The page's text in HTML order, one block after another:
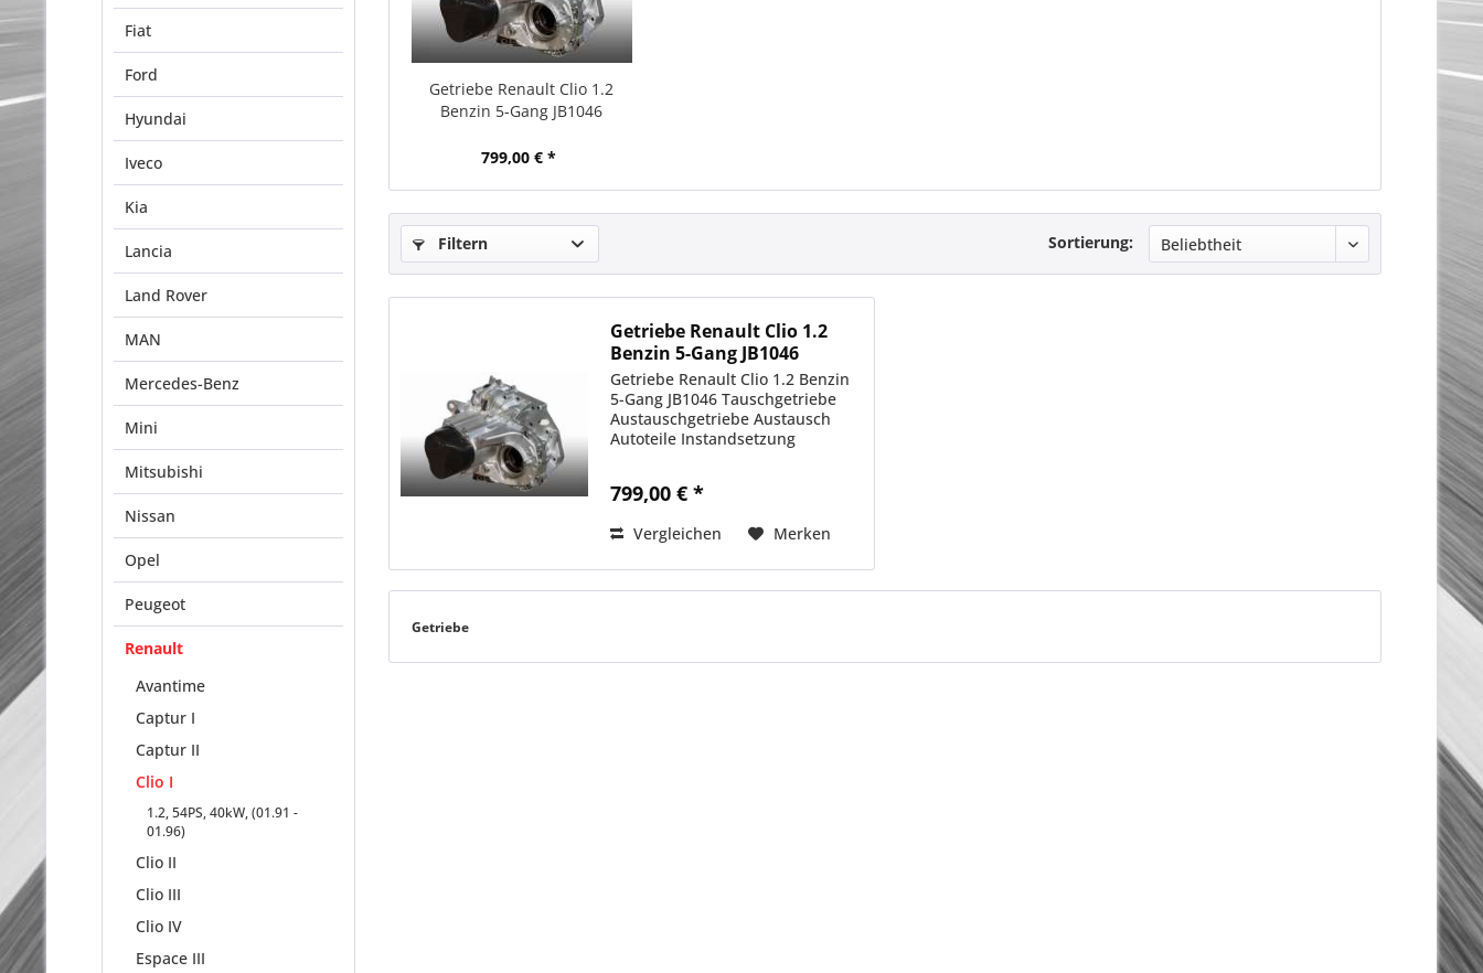
Fiat
Ford
Hyundai
Iveco
Kia
Lancia
Land Rover
MAN
Mercedes-Benz
Mini
Mitsubishi
Nissan
Opel
Peugeot
Renault
Avantime
Captur I
Captur II
Clio I
1.2, 54PS, 40kW, (01.91 -
01.96)
Clio II
Clio III
Clio IV
Espace III
Getriebe Renault Clio 1.2
Benzin 5-Gang JB1046
799,00 € *
Filtern Sortierung:
Getriebe Renault Clio 1.2
Benzin 5-Gang JB1046
Getriebe Renault Clio 1.2 Benzin
5-Gang JB1046 Tauschgetriebe
Austauschgetriebe Austausch
Autoteile Instandsetzung
799,00 € *
Vergleichen Merken
Getriebe